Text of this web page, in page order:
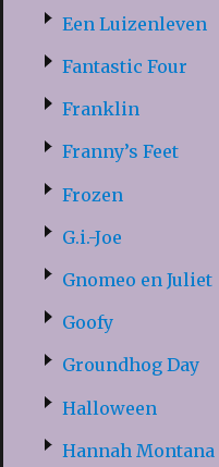
Een Luizenleven
Fantastic Four
Franklin
Franny’s Feet
Frozen
G.i.-Joe
Gnomeo en Juliet
Goofy
Groundhog Day
Halloween
Hannah Montana